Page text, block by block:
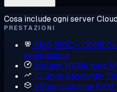
Cosa include ogni server
PRESTAZIONI
AMD EPYC + DDR5
generazione
Storage NVMe puro
10 Gbps Bandwidth
Virtualizzazione KVM